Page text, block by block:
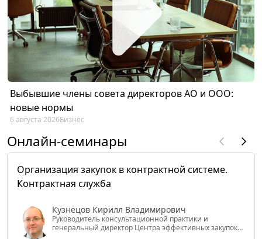
Выбывшие члены совета директоров АО и ООО:
новые нормы
6 августа 2026Бизнес
Онлайн-семинары
Организация закупок в контрактной системе.
Контрактная служба
Кузнецов Кирилл Владимирович
Руководитель консультационной практики и
генеральный директор Центра эффективных закупок